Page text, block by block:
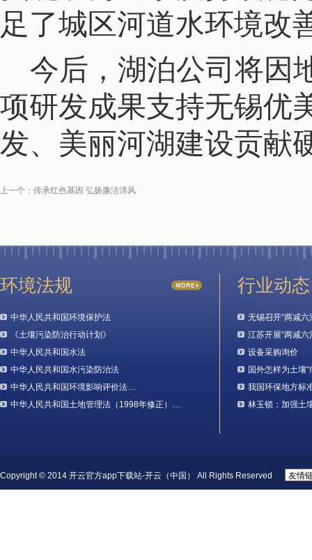
足了城区河道水环境改
今后，湖泊公司将因
项研发成果支持无锡优
发、美丽河湖建设贡献
上一个： 传承红色基因 弘扬廉洁清风
环境法规
中华人民共和国环境保护法
《土壤污染防治行动计划》
中华人民共和国水法
中华人民共和国水污染防治法
中华人民共和国环境影响评价法…
中华人民共和国土地管理法（1998年修正）…
行业动态
无锡召开“两减
江苏开展“两减
设备采购询价
国外怎样为土壤“
我国环保地方标
林玉锁：加强土
Copyright © 2014 开云官方app下载站-开云（中国） All Rights Reserved